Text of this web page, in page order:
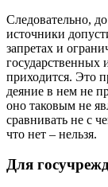
Следовательно,
источники
запретах и
государственных
приходится. Это
деяние в нем не
оно таковым не
сравнивать не с
что нет – нельзя.
Для